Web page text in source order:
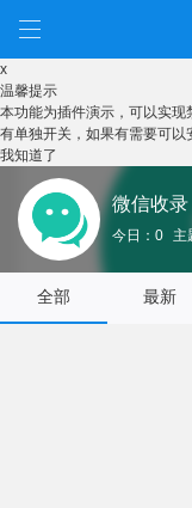
x
温馨提示
本功能为插件演示，可以实
有单独开关，如果有需要可以
我知道了
微信收录
今日：0 主
全部 最新